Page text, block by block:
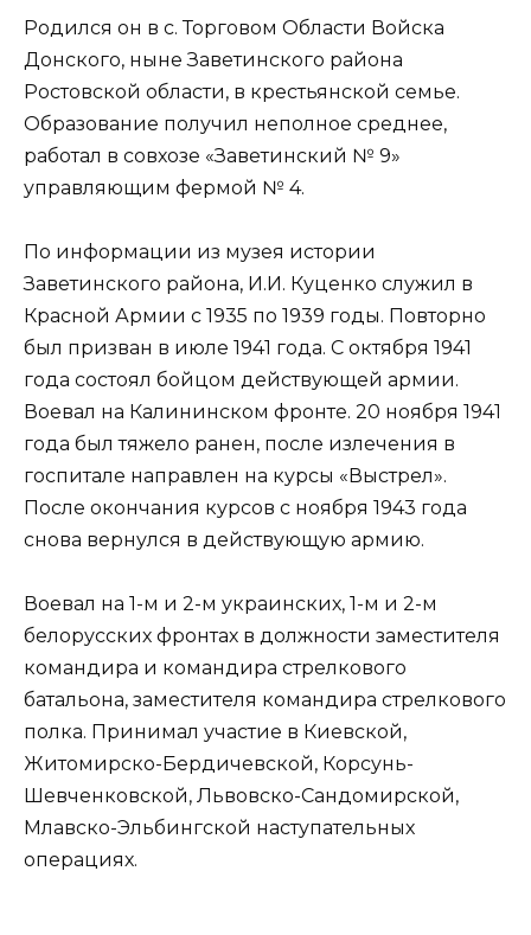
Родился он в с. Тоpговом Области Войска
Донского, ныне Заветинского района
Ростовской области, в крестьянской семье.
Образование получил неполное среднее,
работал в совхозе «Заветинский № 9»
управляющим фермой № 4.
По информации из музея истории
Заветинского района, И.И. Куценко служил в
Красной Армии с 1935 по 1939 годы. Повторно
был призван в июле 1941 года. С октября 1941
года состоял бойцом действующей армии.
Воевал на Калининском фронте. 20 ноября 1941
года был тяжело ранен, после излечения в
госпитале направлен на курсы «Выстрел».
После окончания курсов с ноября 1943 года
снова вернулся в действующую армию.
Воевал на 1-м и 2-м украинских, 1-м и 2-м
белорусских фронтах в должности заместителя
командира и командира стрелкового
батальона, заместителя командира стрелкового
полка. Принимал участие в Киевской,
Житомирско-Бердичевской, Корсунь-
Шевченковской, Львовско-Сандомирской,
Млавско-Эльбингской наступательных
операциях.